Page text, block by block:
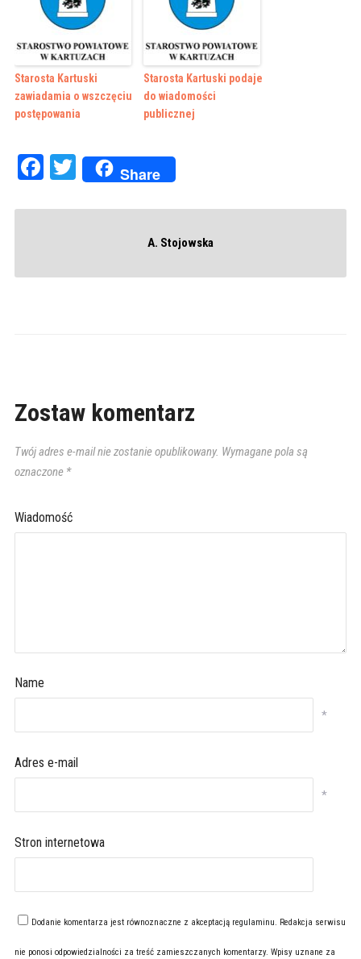
Starosta Kartuski
zawiadamia o wszczęciu
postępowania
Starosta Kartuski podaje
do wiadomości
publicznej
Facebook
Twitter
Share
A. Stojowska
Zostaw komentarz
Twój adres e-mail nie zostanie opublikowany. Wymagane pola są
oznaczone *
Wiadomość
Name
*
Adres e-mail
*
Stron internetowa
Dodanie komentarza jest równoznaczne z akceptacją regulaminu. Redakcja serwisu
nie ponosi odpowiedzialności za treść zamieszczanych komentarzy. Wpisy uznane za